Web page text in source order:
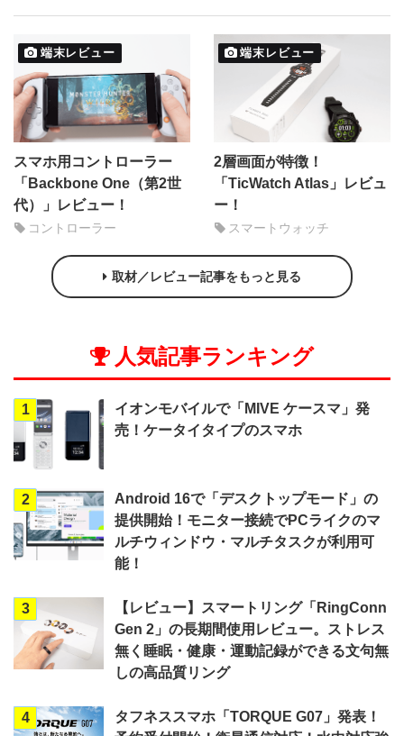
端末レビュー
スマホ用コントローラー
「Backbone One（第2世
代）」レビュー！
コントローラー
端末レビュー
2層画面が特徴！
「TicWatch Atlas」レビュ
ー！
スマートウォッチ
取材／レビュー記事をもっと見る
人気記事ランキング
1
イオンモバイルで「MIVE ケースマ」発
売！ケータイタイプのスマホ
2
Android 16で「デスクトップモード」の
提供開始！モニター接続でPCライクのマ
ルチウィンドウ・マルチタスクが利用可
能！
3
【レビュー】スマートリング「RingConn
Gen 2」の長期間使用レビュー。ストレス
無く睡眠・健康・運動記録ができる文句無
しの高品質リング
4
タフネススマホ「TORQUE G07」発表！